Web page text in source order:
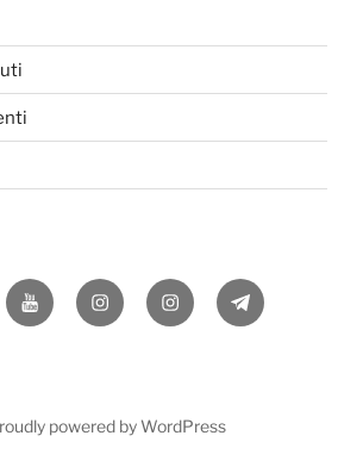
YoutubeInstagramInstagramTelegram
powered by WordPress